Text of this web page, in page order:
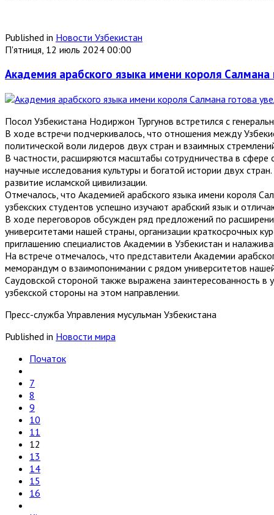
Published in Новости Узбекистан
П'ятниця, 12 июль 2024 00:00
Академия арабского языка имени короля
Посол Узбекистана Нодиржон Тургунов встретился с
В ходе встречи подчеркивалось, что отношения между
политической воли лидеров двух стран и взаимных
В частности, расширяются масштабы сотрудничества в
научные исследования культуры и богатой истории двух
развитие исламской цивилизации.
Отмечалось, что Академией арабского языка имени короля
узбекских студентов успешно изучают арабский язык и
В ходе переговоров обсужден ряд предложений по
университетами нашей страны, организации краткосрочных
приглашению специалистов Академии в Узбекистан и
На встрече отмечалось, что представители Академии
меморандум о взаимопонимании с рядом университетов
Саудовской стороной также выражена заинтересованность
узбекской стороны на этом направлении.
Пресс-служба Управления мусульман Узбекистана
Published in Новости мира
Початок
7
8
9
10
11
12
13
14
15
16